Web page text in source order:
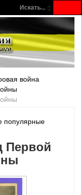
Искать...
война
популярные
Первой